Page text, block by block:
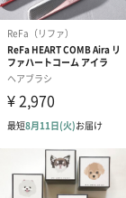
花束ハンドタオル（
ンク）（1,760円）
キャンドル・お香
キャンドル・お香